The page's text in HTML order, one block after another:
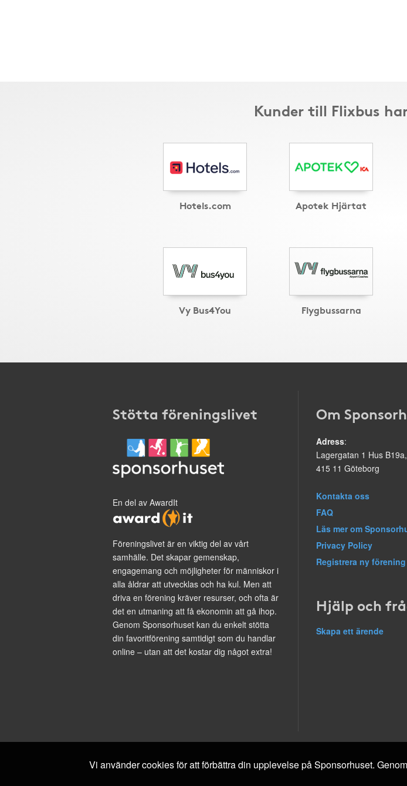
Kunder till Flixbus
Hotels.com Apotek Hjärtat
Vy Bus4You Flygbussarna
Stötta föreningslivet
En del av AwardIt
Föreningslivet är en viktig del av vårt
samhälle. Det skapar gemenskap,
engagemang och möjligheter för människor i
alla åldrar att utvecklas och ha kul. Men att
driva en förening kräver resurser, och ofta är
det en utmaning att få ekonomin att gå ihop.
Genom Sponsorhuset kan du enkelt stötta
din favoritförening samtidigt som du handlar
online – utan att det kostar dig något extra!
Om
Adress:
Lagergatan 1 Hus
415 11 Göteborg
Kontakta oss
FAQ
Läs mer om
Privacy Policy
Registrera ny förening
Hjälp och
Skapa ett ärende
Vi använder cookies för att förbättra din upplevelse på Sponsorhuset.